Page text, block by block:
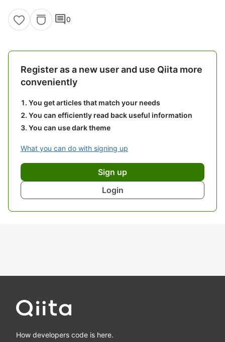
comment0
Register as a new user and use Qiita more
conveniently
You get articles that match your needs
You can efficiently read back useful information
You can use dark theme
What you can do with signing up
Sign up
Login
How developers code is here.